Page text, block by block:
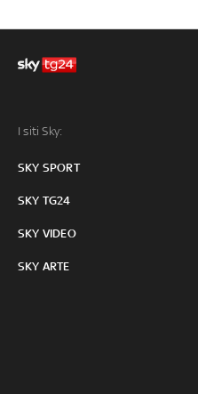
I siti Sky:
SKY SPORT
SKY TG24
SKY VIDEO
SKY ARTE